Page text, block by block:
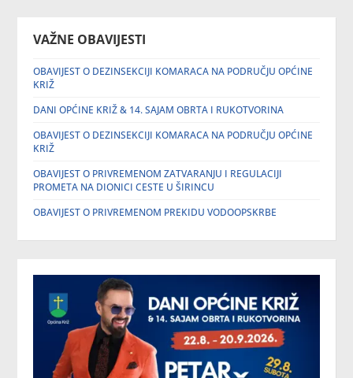
VAŽNE OBAVIJESTI
OBAVIJEST O DEZINSEKCIJI KOMARACA NA PODRUČJU OPĆINE
KRIŽ
DANI OPĆINE KRIŽ & 14. SAJAM OBRTA I RUKOTVORINA
OBAVIJEST O DEZINSEKCIJI KOMARACA NA PODRUČJU OPĆINE
KRIŽ
OBAVIJEST O PRIVREMENOM ZATVARANJU I REGULACIJI
PROMETA NA DIONICI CESTE U ŠIRINCU
OBAVIJEST O PRIVREMENOM PREKIDU VODOOPSKRBE